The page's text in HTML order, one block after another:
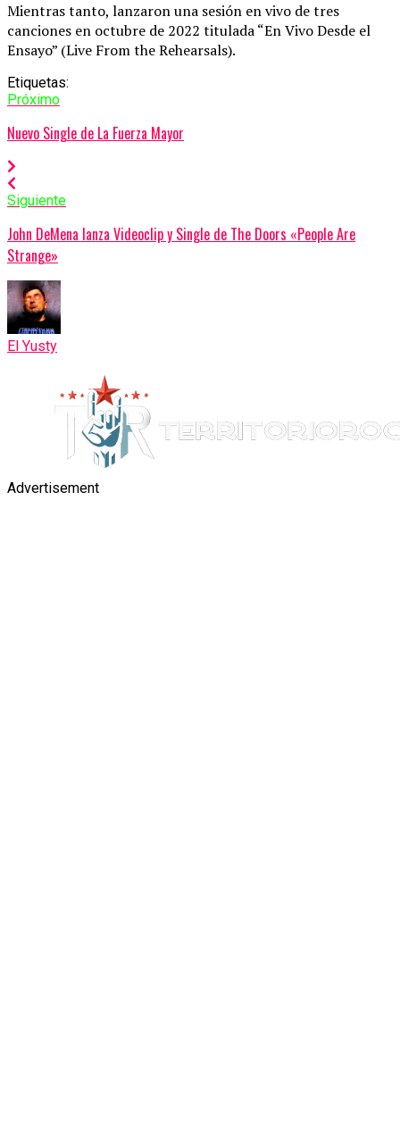
Mientras tanto, lanzaron una sesión en vivo de tres
canciones en octubre de 2022 titulada “En Vivo Desde el
Ensayo” (Live From the Rehearsals).
Etiquetas:
Próximo
Nuevo Single de La Fuerza Mayor
Siguiente
John DeMena lanza Videoclip y Single de The Doors «People Are
Strange»
El Yusty
Advertisement